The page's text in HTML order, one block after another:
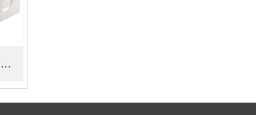
DX-520L重金属ROHS检测仪